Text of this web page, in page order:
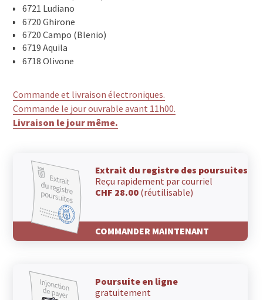
6721 Ludiano
6720 Ghirone
6720 Campo (Blenio)
6719 Aquila
6718 Olivone
6717 Dangio
6716 Lottigna
6716 Leontica
6714 Semione
6713 Malvaglia
Commande et livraison électroniques.
Commande le jour ouvrable avant 11h00.
Livraison le jour même.
Extrait du registre des poursuites
Reçu rapidement par courriel
CHF 28.00 (réutilisable)
COMMANDER MAINTENANT
Poursuite en ligne
gratuitement